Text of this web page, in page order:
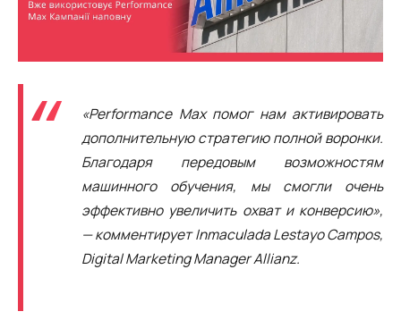
«Performance Max помог нам активировать
дополнительную стратегию полной воронки.
Благодаря передовым возможностям
машинного обучения, мы смогли очень
эффективно увеличить охват и конверсию»,
— комментирует Inmaculada Lestayo Campos,
Digital Marketing Manager Allianz.